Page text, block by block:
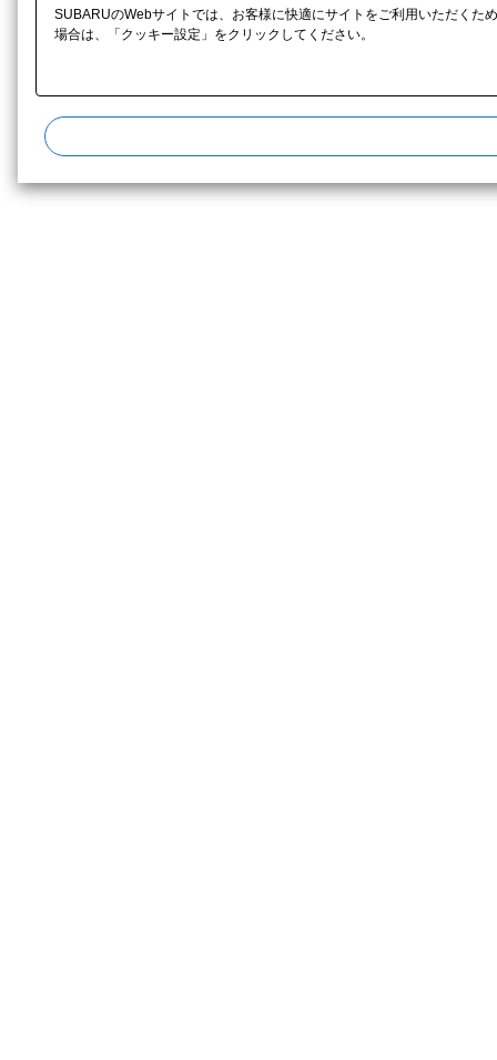
SUBARUのWebサイトでは、お客様に快適にサイトをご利用いただく
場合は、「クッキー設定」をクリックしてください。​